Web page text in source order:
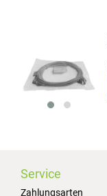
Service
Zahlungsarten